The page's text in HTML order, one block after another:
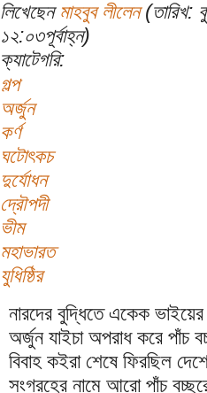
লিখেছেন মাহবুব লীলেন(তারিখ:
১২:০৩পূর্বাহ্ন)
ক্যাটেগরি:
গল্প
অর্জুন
কর্ণ
ঘটোৎকচ
দুর্যোধন
দ্রৌপদী
ভীম
মহাভারত
যুধিষ্ঠির
নারদের বুদ্ধিতে একেক ভাইয়ের
অর্জুন যাইচা অপরাধ করে পাঁচ
বিবাহ কইরা শেষে ফিরছিল
সংগ্রহের নামে আরো পাঁচ